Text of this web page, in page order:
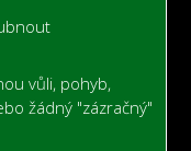
vůli, pohyb,
žádný "zázračný"